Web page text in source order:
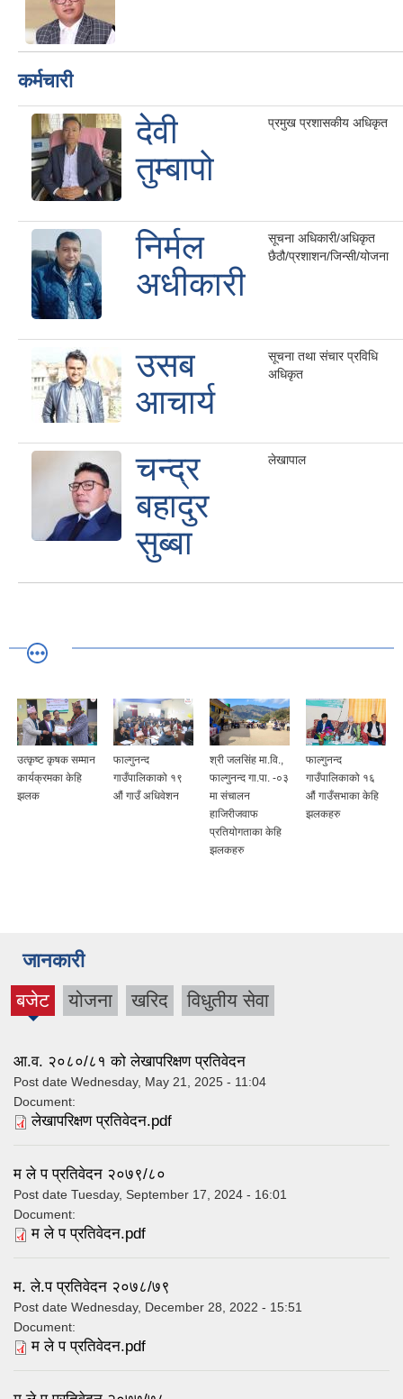
कर्मचारी
देवी
तुम्बापो
प्रमुख प्रशासकीय अधिकृत
निर्मल
अधीकारी
सूचना अधिकारी/अधिकृत
छैठौ/प्रशाशन/जिन्सी/योजना
उसब
आचार्य
सूचना तथा संचार प्रविधि
अधिकृत
चन्द्र
बहादुर
सुब्बा
लेखापाल
उत्कृष्ट कृषक सम्मान
कार्यक्रमका केहि
झलक
फाल्गुनन्द
गाउँपालिकाको १९
औं गाउँ अधिवेशन
श्री जलसिंह मा.वि.,
फाल्गुनन्द गा.पा. -०३
मा संचालन
हाजिरीजवाफ
प्रतियोगताका केहि
झलकहरु
फाल्गुनन्द
गाउँपालिकाको १६
औं गाउँसभाका केहि
झलकहरु
जानकारी
बजेट
(active
योजना खरिद विधुतीय सेवा
आ.व. २०८०/८१ को लेखापरिक्षण प्रतिवेदन
Post date Wednesday, May 21, 2025 - 11:04
Document:
लेखापरिक्षण प्रतिवेदन.pdf
म ले प प्रतिवेदन २०७९/८०
Post date Tuesday, September 17, 2024 - 16:01
Document:
म ले प प्रतिवेदन.pdf
म. ले.प प्रतिवेदन २०७८/७९
Post date Wednesday, December 28, 2022 - 15:51
Document:
म ले प प्रतिवेदन.pdf